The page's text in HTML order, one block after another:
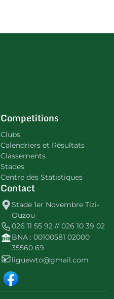
Competitions
Clubs
Calendriers et Résultats
Classements
Stades
Centre des Statistiques
Contact
Stade 1er Novembre Tizi-
Ouzou
026 11 55 92 // 026 10 39 02
BNA : 00100581 02000
35560 69
liguewto@gmail.com